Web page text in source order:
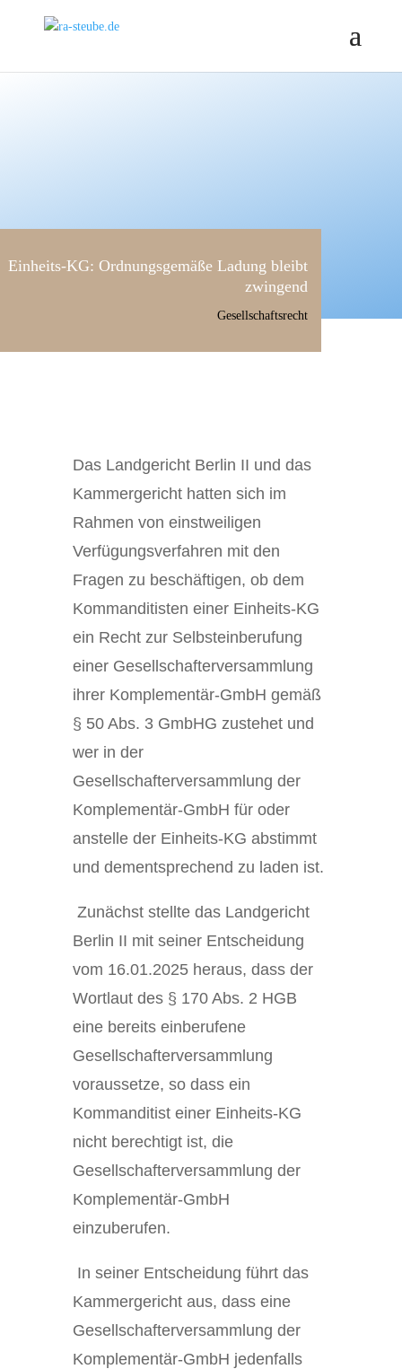
Einheits-KG: Ordnungsgemäße Ladung bleibt
zwingend
Gesellschaftsrecht
Das Landgericht Berlin II und das
Kammergericht hatten sich im
Rahmen von einstweiligen
Verfügungsverfahren mit den
Fragen zu beschäftigen, ob dem
Kommanditisten einer Einheits-KG
ein Recht zur Selbsteinberufung
einer Gesellschafterversammlung
ihrer Komplementär-GmbH gemäß
§ 50 Abs. 3 GmbHG zustehet und
wer in der
Gesellschafterversammlung der
Komplementär-GmbH für oder
anstelle der Einheits-KG abstimmt
und dementsprechend zu laden ist.
Zunächst stellte das Landgericht
Berlin II mit seiner Entscheidung
vom 16.01.2025 heraus, dass der
Wortlaut des § 170 Abs. 2 HGB
eine bereits einberufene
Gesellschafterversammlung
voraussetze, so dass ein
Kommanditist einer Einheits-KG
nicht berechtigt ist, die
Gesellschafterversammlung der
Komplementär-GmbH
einzuberufen.
In seiner Entscheidung führt das
Kammergericht aus, dass eine
Gesellschafterversammlung der
Komplementär-GmbH jedenfalls